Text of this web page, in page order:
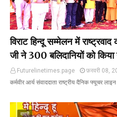
विराट हिन्दू सम्मेलन में
जी ने 300 बलिदानियों को
Futurelinetimes.page
फ़रवरी 08,
कर्मवीर आर्य संवाददाता राष्ट्रीय दैनिक फ्यूचर
दादरी